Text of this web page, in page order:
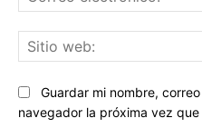
Guardar mi nombre,
navegador la próxima vez